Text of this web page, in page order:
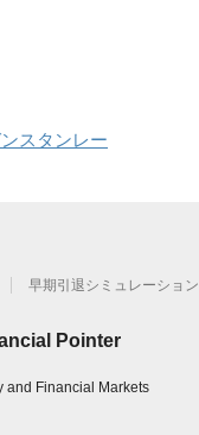
スタンレー
早期引退シミュレーション
Pointer
and Financial Markets